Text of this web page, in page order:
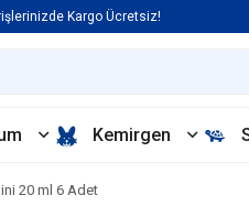
Kargo Ücretsiz!
Kemirgen
20 ml 6 Adet